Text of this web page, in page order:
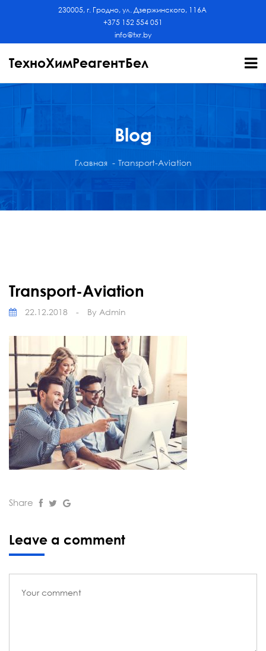
230005, г. Гродно, ул. Дзержинского, 116А
+375 152 554 051
info@txr.by
ТехноХимРеагентБел
Blog
Главная Transport-Aviation
Transport-Aviation
22.12.2018 - By Admin
Share
Leave a comment